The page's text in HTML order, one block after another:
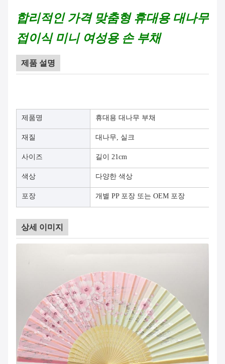
합리적인 가격 맞춤형 휴대용 대나무
접이식 미니 여성용 손 부채
제품 설명
제품명 휴대용 대나무 부채
재질 대나무, 실크
사이즈 길이 21cm
색상 다양한 색상
포장 개별 PP 포장 또는 OEM 포장
상세 이미지